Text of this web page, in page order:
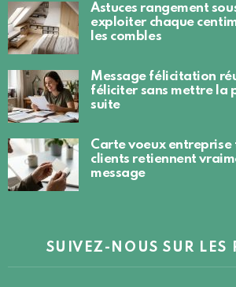
Astuces rangement
exploiter chaque
les combles
Message félicitation
féliciter sans mettre la
suite
Carte voeux entreprise
clients retiennent
message
SUIVEZ-NOUS SUR LES